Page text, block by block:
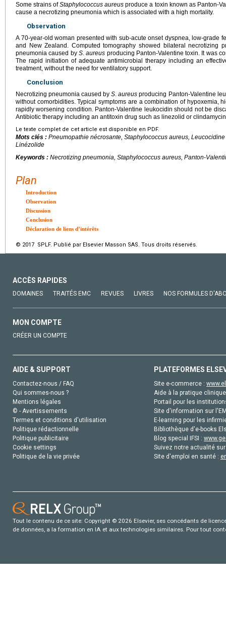
Some strains ofStaphylococcus aureus produce a toxin known as Panton-
cause a necrotizing pneumonia which is associated with a high mortality.
Observation
A 70-year-old woman presented with sub-acute onset dyspnea, low-grade
and New Zealand. Computed tomography showed bilateral necrotizing
pneumonia caused by S.aureus producing Panton-Valentine toxin. It was
The rapid initiation of adequate antimicrobial therapy including an
treatment, without the need for ventilatory support.
Conclusion
Necrotizing pneumonia caused byS.aureus producing Panton-Valentine
without comorbidities. Typical symptoms are a combination of hypoxemia,
rapidly worsening condition. Panton-Valentine leukocidin should not be
Antibiotic therapy including an antitoxin drug such as linezolid or
Le texte complet de cet article est disponible en PDF.
Mots clés : Pneumopathie nécrosante, Staphylococcus aureus,
Linézolide
Keywords : Necrotizing pneumonia, Staphylococcus aureus, Panton-
Plan
Introduction
Observation
Discussion
Conclusion
Déclaration de liens d’intérêts
© 2017 SPLF. Publié par Elsevier Masson SAS. Tous droits réservés.
ACCÈS RAPIDES
DOMAINES TRAITÉS EMC REVUES LIVRES NOS FORMULES
MON COMPTE
CRÉER UN COMPTE
AIDE & SUPPORT
Contactez-nous / FAQ
Qui sommes-nous ?
Mentions légales
© - Avertissements
Termes et conditions d'utilisation
Politique rédactionnelle
Politique publicitaire
Cookie settings
Politique de la vie privée
PLATEFORMES
Site e-commerce :
Aide à la pratique
Portail pour les
Site d'information sur
E-learning pour les
Bibliothèque d'e-books
Blog special IFSI :
Suivez notre actualité
Site d'emploi en santé :
Tout le contenu de ce site: Copyright © 2026 Elsevier, ses concédants de
de données, a la formation en IA et aux technologies similaires. Pour tout